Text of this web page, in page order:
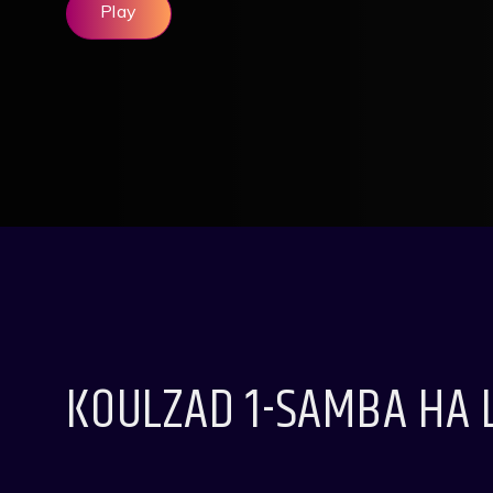
Play
KOULZAD 1-SAMBA HA